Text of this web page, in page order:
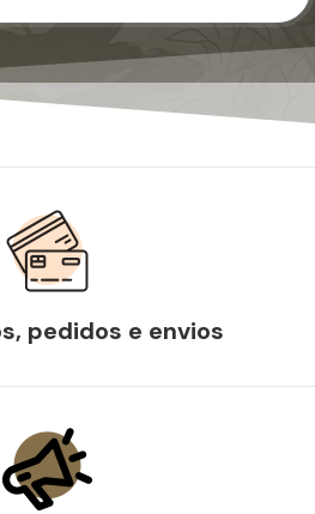
pedidos e envios